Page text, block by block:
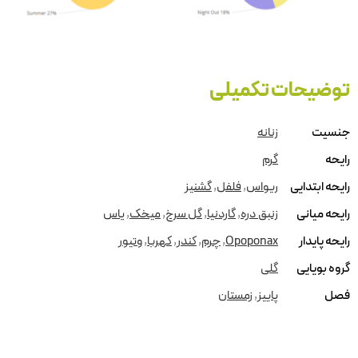
توضیحات تکمیلی
جنسیت
زنانه
رایحه
گرم
رایحه ابتدایی
ریواس,فلفل,گشنیز
رایحه میانی
زنبق دره,گاردنیا,گل سرخ,میخک,یاس
رایحه پایدار
Opoponax
,چرم,کندر,کهربا,وتیور
گروه بویایی
گلی
فصل
پاییز,زمستان